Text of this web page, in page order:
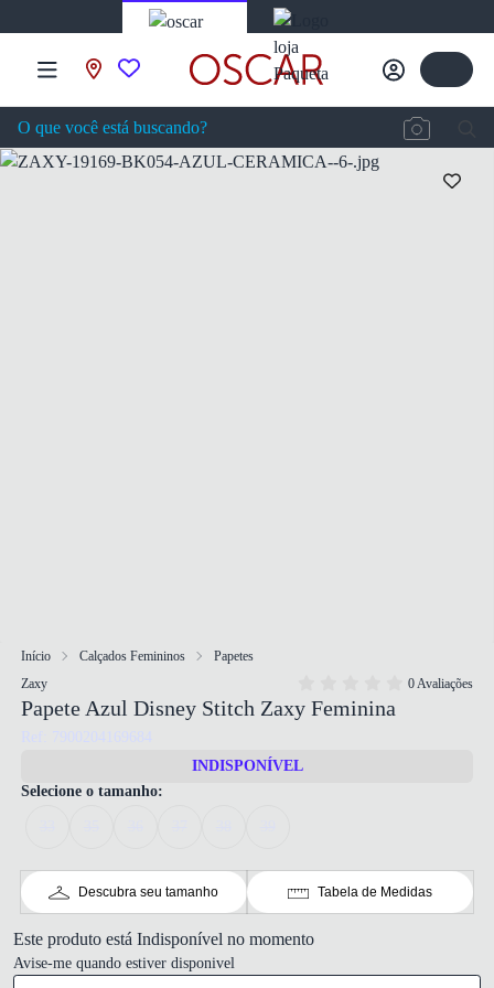
Início Calçados Femininos
Papetes
Zaxy
0 Avaliações
Papete Azul Disney Stitch Zaxy Feminina
Ref: 7900204169684
INDISPONÍVEL
Selecione o tamanho:
Descubra seu tamanho Tabela de Medidas
Este produto está Indisponível no momento
Avise-me quando estiver disponivel